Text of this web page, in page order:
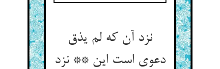
نزد آن که لم یذق
دعوی است این ** نزد